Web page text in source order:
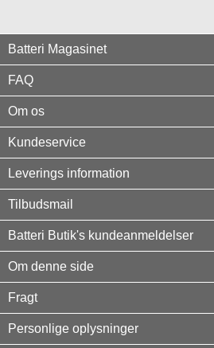
Batteri Magasinet
FAQ
Om os
Kundeservice
Leverings information
Tilbudsmail
Batteri Butik's kundeanmeldelser
Om denne side
Fragt
Personlige oplysninger